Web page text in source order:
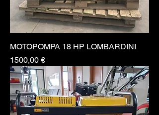
MOTOPOMPA 18 HP LOMBARDINI
Prezzo
1500,00 €